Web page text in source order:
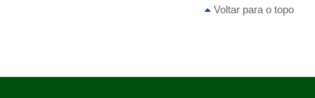
Voltar para o topo